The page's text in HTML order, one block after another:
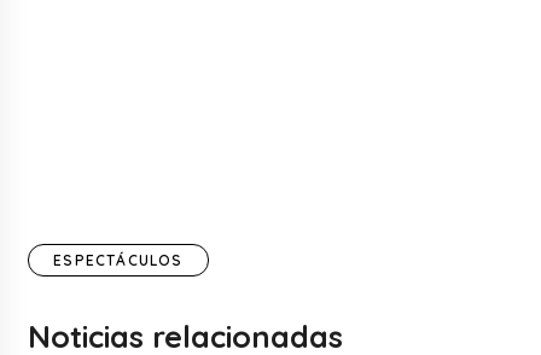
ESPECTÁCULOS
Noticias relacionadas